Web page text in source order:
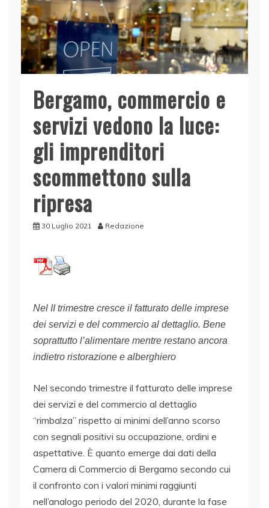
Bergamo, commercio e
servizi vedono la luce:
gli imprenditori
scommettono sulla
ripresa
30 Luglio 2021 Redazione
Nel II trimestre cresce il fatturato delle imprese
dei servizi e del commercio al dettaglio. Bene
soprattutto l’alimentare mentre restano ancora
indietro ristorazione e alberghiero
Nel secondo trimestre il fatturato delle imprese
dei servizi e del commercio al dettaglio
“rimbalza” rispetto ai minimi dell’anno scorso
con segnali positivi su occupazione, ordini e
aspettative. È quanto emerge dai dati della
Camera di Commercio di Bergamo secondo cui
il confronto con i valori minimi raggiunti
nell’analogo periodo del 2020, durante la fase